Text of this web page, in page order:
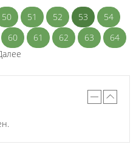
50 51 52 53
54
60 61 62 63
64